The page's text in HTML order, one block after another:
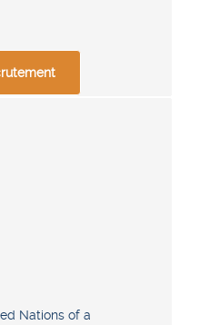
Nations of a